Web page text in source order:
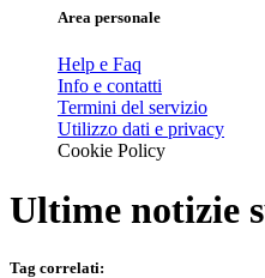
Area personale
Help e Faq
Info e contatti
Termini del servizio
Utilizzo dati e privacy
Cookie Policy
Ultime notizie
Tag correlati: